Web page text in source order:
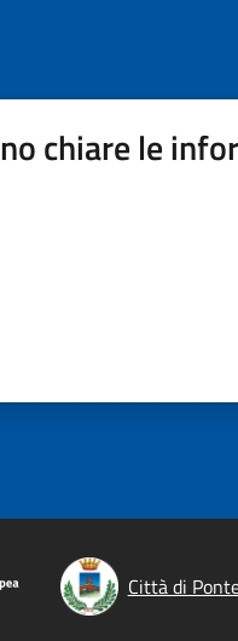
chiare le
Città di